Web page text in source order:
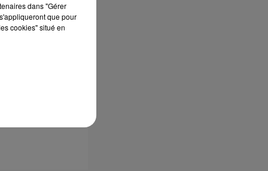
dans "Gérer
que pour
cookies" situé en